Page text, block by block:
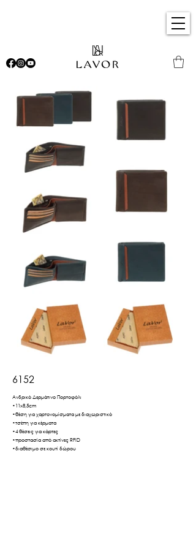
6152
Ανδρικό Δερμάτινο Πορτοφόλι
•11x8,5cm
•θέση για χαρτονομίσματα με διαχωριστικό
•τσέπη για κέρματα
•4 θέσεις για κάρτες
•προστασία από ακτίνες RFID
•διαθέσιμο σε κουτί δώρου